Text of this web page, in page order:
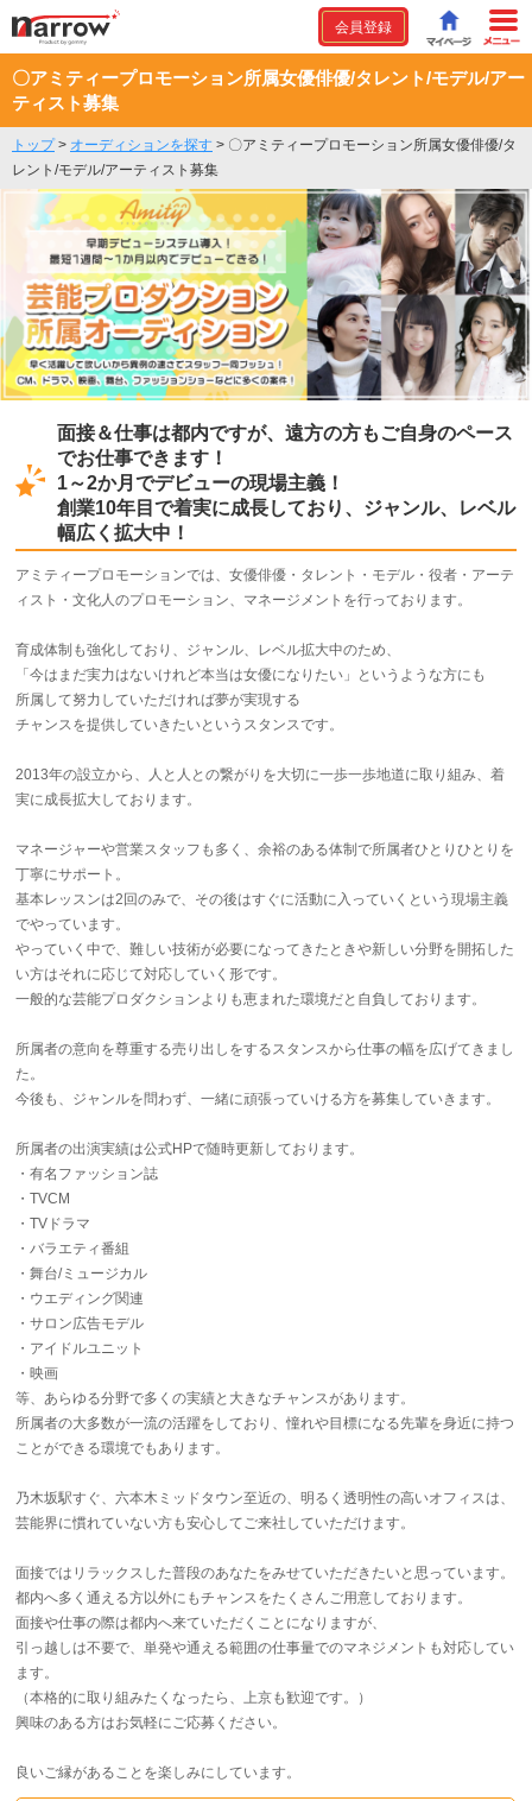
会員登録
〇アミティープロモーション所属女優俳優/タレント/モデル/アー
ティスト募集
トップ> オーディションを探す > 〇アミティープロモーション所属女優俳優/タ
レント/モデル/アーティスト募集
面接＆仕事は都内ですが、遠方の方もご自身のペース
でお仕事できます！
1～2か月でデビューの現場主義！
創業10年目で着実に成長しており、ジャンル、レベル
幅広く拡大中！
アミティープロモーションでは、女優俳優・タレント・モデル・役者・アーテ
ィスト・文化人のプロモーション、マネージメントを行っております。
育成体制も強化しており、ジャンル、レベル拡大中のため、
「今はまだ実力はないけれど本当は女優になりたい」というような方にも
所属して努力していただければ夢が実現する
チャンスを提供していきたいというスタンスです。
2013年の設立から、人と人との繋がりを大切に一歩一歩地道に取り組み、着
実に成長拡大しております。
マネージャーや営業スタッフも多く、余裕のある体制で所属者ひとりひとりを
丁寧にサポート。
基本レッスンは2回のみで、その後はすぐに活動に入っていくという現場主義
でやっています。
やっていく中で、難しい技術が必要になってきたときや新しい分野を開拓した
い方はそれに応じて対応していく形です。
一般的な芸能プロダクションよりも恵まれた環境だと自負しております。
所属者の意向を尊重する売り出しをするスタンスから仕事の幅を広げてきまし
た。
今後も、ジャンルを問わず、一緒に頑張っていける方を募集していきます。
所属者の出演実績は公式HPで随時更新しております。
・有名ファッション誌
・TVCM
・TVドラマ
・バラエティ番組
・舞台/ミュージカル
・ウエディング関連
・サロン広告モデル
・アイドルユニット
・映画
等、あらゆる分野で多くの実績と大きなチャンスがあります。
所属者の大多数が一流の活躍をしており、憧れや目標になる先輩を身近に持つ
ことができる環境でもあります。
乃木坂駅すぐ、六本木ミッドタウン至近の、明るく透明性の高いオフィスは、
芸能界に慣れていない方も安心してご来社していただけます。
面接ではリラックスした普段のあなたをみせていただきたいと思っています。
都内へ多く通える方以外にもチャンスをたくさんご用意しております。
面接や仕事の際は都内へ来ていただくことになりますが、
引っ越しは不要で、単発や通える範囲の仕事量でのマネジメントも対応してい
ます。
（本格的に取り組みたくなったら、上京も歓迎です。）
興味のある方はお気軽にご応募ください。
良いご縁があることを楽しみにしています。